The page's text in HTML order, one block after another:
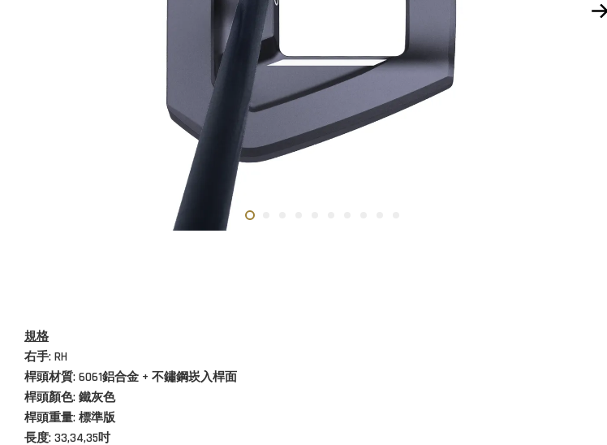
規格
右手: RH
桿頭材質: 6061鋁合金 + 不鏽鋼崁入桿面
桿頭顏色: 鐵灰色
桿頭重量: 標準版
長度: 33,34,35吋